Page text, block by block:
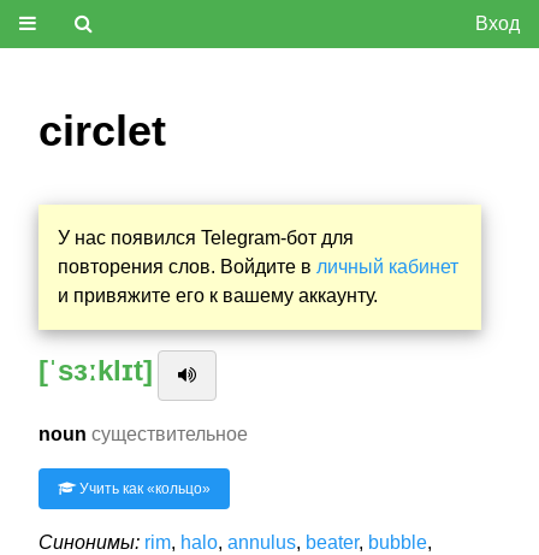
Вход
circlet
У нас появился Telegram-бот для
повторения слов. Войдите в личный кабинет
и привяжите его к вашему аккаунту.
[ˈsɜːklɪt]
noun существительное
Учить как «кольцо»
Синонимы: rim, halo, annulus, beater, bubble,